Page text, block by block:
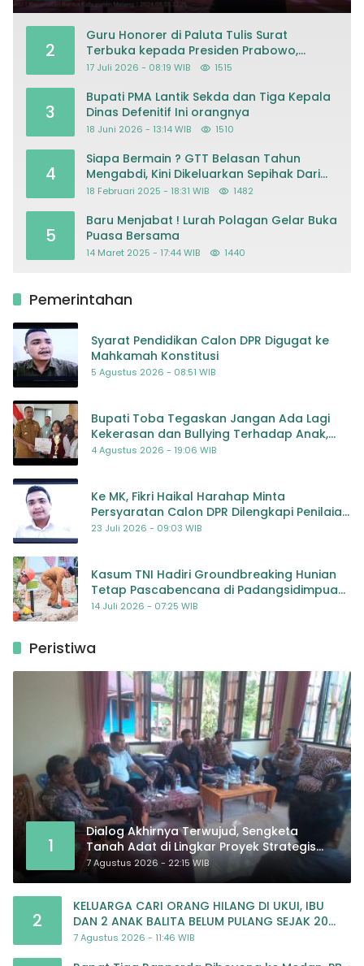
2
Guru Honorer di Paluta Tulis Surat
Terbuka kepada Presiden Prabowo,
Mohon Keadilan atas Dugaan
17 Juli 2026 - 08:19 WIB 1515
3
Bupati PMA Lantik Sekda dan Tiga Kepala
Dinas Defenitif Ini orangnya
18 Juni 2026 - 13:14 WIB 1510
4
Siapa Bermain ? GTT Belasan Tahun
Mengabdi, Kini Dikeluarkan Sepihak Dari
Dapodik
18 Februari 2025 - 18:31 WIB 1482
5
Baru Menjabat ! Lurah Polagan Gelar Buka
Puasa Bersama
14 Maret 2025 - 17:44 WIB 1440
Pemerintahan
Syarat Pendidikan Calon DPR Digugat ke
Mahkamah Konstitusi
5 Agustus 2026 - 08:51 WIB
Bupati Toba Tegaskan Jangan Ada Lagi
Kekerasan dan Bullying Terhadap Anak,
Dorong Kolaborasi Seluruh Pihak
4 Agustus 2026 - 19:06 WIB
Ke MK, Fikri Haikal Harahap Minta
Persyaratan Calon DPR Dilengkapi Penilaian
Kompetensi
23 Juli 2026 - 09:03 WIB
Kasum TNI Hadiri Groundbreaking Hunian
Tetap Pascabencana di Padangsidimpuan,
Harapan Baru bagi Penyintas
14 Juli 2026 - 07:25 WIB
Peristiwa
1
Dialog Akhirnya Terwujud, Sengketa
Tanah Adat di Lingkar Proyek Strategis
Nasional Memasuki Babak Baru
7 Agustus 2026 - 22:15 WIB
2
KELUARGA CARI ORANG HILANG DI UKUI, IBU
DAN 2 ANAK BALITA BELUM PULANG SEJAK 20
JULI 2026
7 Agustus 2026 - 11:46 WIB